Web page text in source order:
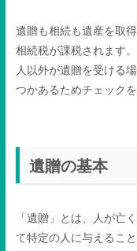
遺贈も相続も遺産を取
相続税が課税されます
人以外が遺贈を受ける
つかあるためチェック
遺贈の基本
「遺贈」とは、人が亡
て特定の人に与えるこ